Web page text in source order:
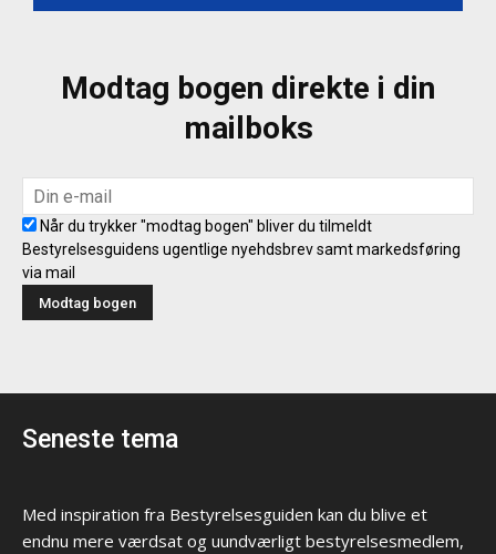
Modtag bogen direkte i din
mailboks
Når du trykker "modtag bogen" bliver du tilmeldt
Bestyrelsesguidens ugentlige nyehdsbrev samt markedsføring
via mail
Seneste tema
Med inspiration fra Bestyrelsesguiden kan du blive et
endnu mere værdsat og uundværligt bestyrelsesmedlem,